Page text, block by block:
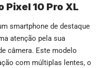
Pixel 10 Pro XL
smartphone de destaque
atenção pela sua
câmera. Este modelo
com múltiplas lentes, o